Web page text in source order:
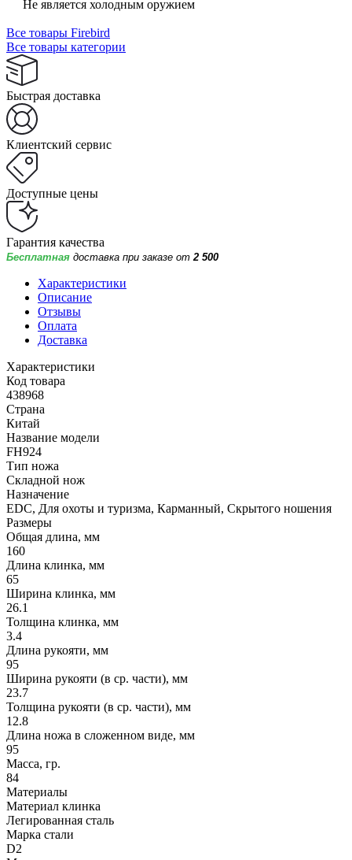
Не является холодным оружием
Все товары Firebird
Все товары категории
Быстрая доставка
Клиентский сервис
Доступные цены
Гарантия качества
Бесплатная доставка при заказе от 2 500
Характеристики
Описание
Отзывы
Оплата
Доставка
Характеристики
Код товара
438968
Страна
Китай
Название модели
FH924
Тип ножа
Складной нож
Назначение
EDC, Для охоты и туризма, Карманный, Скрытого ношения
Размеры
Общая длина, мм
160
Длина клинка, мм
65
Ширина клинка, мм
26.1
Толщина клинка, мм
3.4
Длина рукояти, мм
95
Ширина рукояти (в ср. части), мм
23.7
Толщина рукояти (в ср. части), мм
12.8
Длина ножа в сложенном виде, мм
95
Масса, гр.
84
Материалы
Материал клинка
Легированная сталь
Марка стали
D2